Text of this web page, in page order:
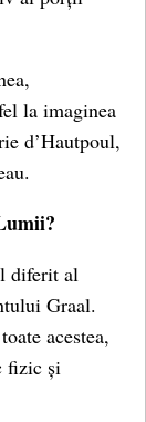
la imaginea
d’Hautpoul,
diferit al
Graal.
acestea,
fizic și